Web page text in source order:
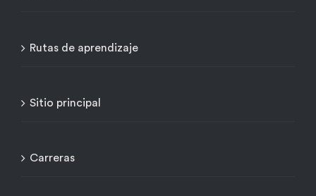
Rutas de aprendizaje
Sitio principal
Carreras